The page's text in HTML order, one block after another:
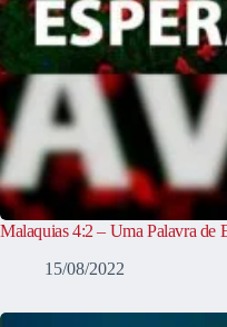
Malaquias 4:2 – Uma Palavra de
15/08/2022